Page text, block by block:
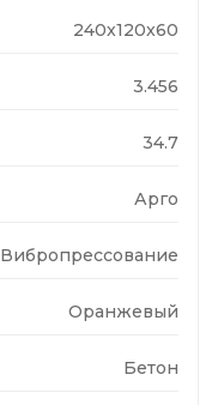
240x120x60
3.456
34.7
Арго
Вибропрессование
Оранжевый
Бетон